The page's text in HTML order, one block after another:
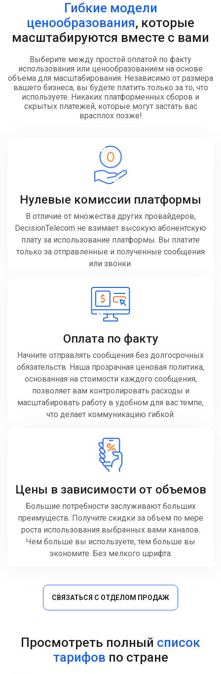
Гибкие модели
ценообразования, которые
масштабируются вместе с вами
Выберите между простой оплатой по факту
использования или ценообразованием на основе
объема для масштабирования. Независимо от размера
вашего бизнеса, вы будете платить только за то, что
используете. Никаких платформенных сборов и
скрытых платежей, которые могут застать вас
врасплох позже!
Нулевые комиссии платформы
В отличие от множества других провайдеров,
DecisionTelecom не взимает высокую абонентскую
плату за использование платформы. Вы платите
только за отправленные и полученные сообщения
или звонки.
Оплата по факту
Начните отправлять сообщения без долгосрочных
обязательств. Наша прозрачная ценовая политика,
основанная на стоимости каждого сообщения,
позволяет вам контролировать расходы и
масштабировать работу в удобном для вас темпе,
что делает коммуникацию гибкой.
Цены в зависимости от объемов
Большие потребности заслуживают больших
преимуществ. Получите скидки за объем по мере
роста использования выбранных вами каналов.
Чем больше вы используете, тем больше вы
экономите. Без мелкого шрифта.
СВЯЗАТЬСЯ С ОТДЕЛОМ ПРОДАЖ
Просмотреть полный список
тарифов по стране